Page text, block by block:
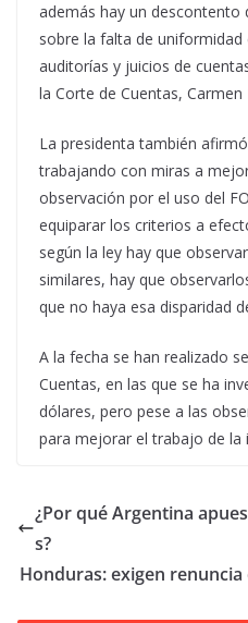
además hay un descontento
sobre la falta de uniformidad
auditorías y juicios de
la Corte de Cuentas, Carmen
La presidenta también
trabajando con miras a
observación por el uso del
equiparar los criterios a
según la ley hay que
similares, hay que
que no haya esa disparidad
A la fecha se han realizado
Cuentas, en las que se ha
dólares, pero pese a las
para mejorar el trabajo de la
¿Por qué Argentina
s?
Honduras: exigen